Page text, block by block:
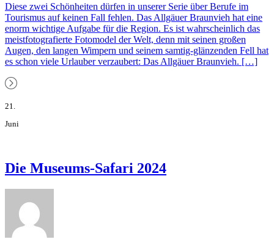
Diese zwei Schönheiten dürfen in unserer Serie über Berufe im
Tourismus auf keinen Fall fehlen. Das Allgäuer Braunvieh hat eine
enorm wichtige Aufgabe für die Region. Es ist wahrscheinlich das
meistfotografierte Fotomodel der Welt, denn mit seinen großen
Augen, den langen Wimpern und seinem samtig-glänzenden Fell hat
es schon viele Urlauber verzaubert: Das Allgäuer Braunvieh. […]
21.
Juni
Die Museums-Safari 2024